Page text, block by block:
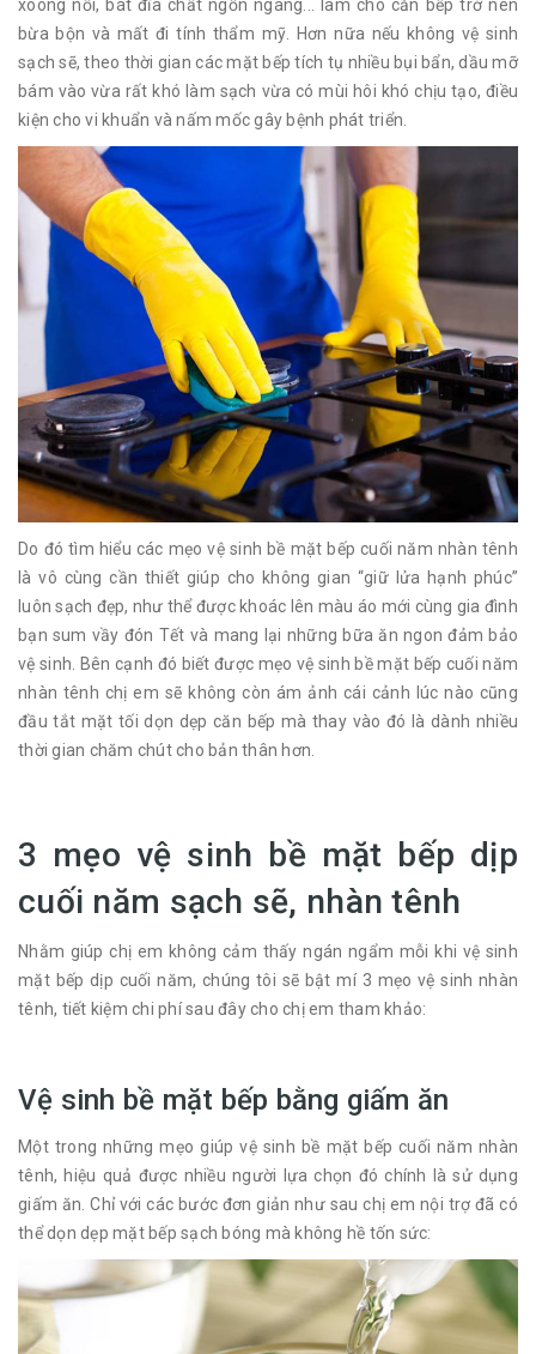
xoong nồi, bát đĩa chất ngổn ngang... làm cho căn bếp trở nên
bừa bộn và mất đi tính thẩm mỹ. Hơn nữa nếu không vệ sinh
sạch sẽ, theo thời gian các mặt bếp tích tụ nhiều bụi bẩn, dầu mỡ
bám vào vừa rất khó làm sạch vừa có mùi hôi khó chịu tạo, điều
kiện cho vi khuẩn và nấm mốc gây bệnh phát triển.
Do đó tìm hiểu các mẹo vệ sinh bề mặt bếp cuối năm nhàn tênh
là vô cùng cần thiết giúp cho không gian “giữ lửa hạnh phúc”
luôn sạch đẹp, như thể được khoác lên màu áo mới cùng gia đình
bạn sum vầy đón Tết và mang lại những bữa ăn ngon đảm bảo
vệ sinh. Bên cạnh đó biết được mẹo vệ sinh bề mặt bếp cuối năm
nhàn tênh chị em sẽ không còn ám ảnh cái cảnh lúc nào cũng
đầu tắt mặt tối dọn dẹp căn bếp mà thay vào đó là dành nhiều
thời gian chăm chút cho bản thân hơn.
3 mẹo vệ sinh bề mặt bếp dịp
cuối năm sạch sẽ, nhàn tênh
Nhằm giúp chị em không cảm thấy ngán ngẩm mỗi khi vệ sinh
mặt bếp dịp cuối năm, chúng tôi sẽ bật mí 3 mẹo vệ sinh nhàn
tênh, tiết kiệm chi phí sau đây cho chị em tham khảo:
Vệ sinh bề mặt bếp bằng giấm ăn
Một trong những mẹo giúp vệ sinh bề mặt bếp cuối năm nhàn
tênh, hiệu quả được nhiều người lựa chọn đó chính là sử dụng
giấm ăn. Chỉ với các bước đơn giản như sau chị em nội trợ đã có
thể dọn dẹp mặt bếp sạch bóng mà không hề tốn sức: